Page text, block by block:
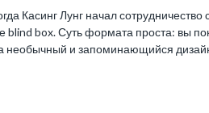
Касинг Лунг начал
box. Суть формата проста: вы
и запоминающийся